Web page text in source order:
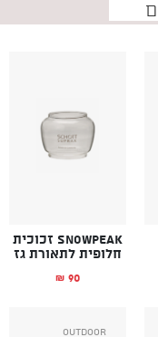
SnowPeak זכוכית
חלופית לתאורת גז
₪ 90
Outdoor